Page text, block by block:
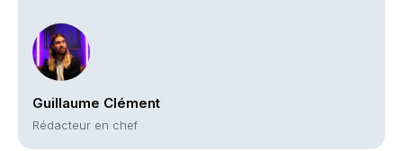
Guillaume Clément
Rédacteur en chef